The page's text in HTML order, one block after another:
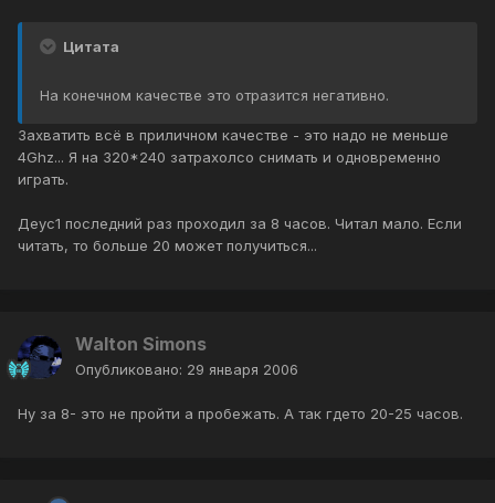
Цитата
На конечном качестве это отразится негативно.
Захватить всё в приличном качестве - это надо не меньше
4Ghz... Я на 320*240 затрахолсо снимать и одновременно
играть.
Деус1 последний раз проходил за 8 часов. Читал мало. Если
читать, то больше 20 может получиться...
Walton Simons
Опубликовано: 29 января 2006
Ну за 8- это не пройти а пробежать. А так гдето 20-25 часов.